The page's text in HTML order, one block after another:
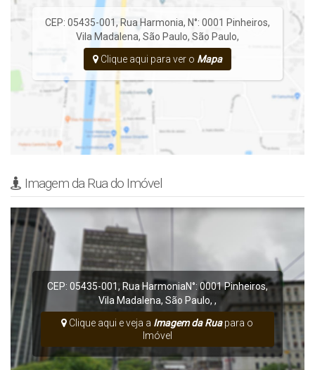
CEP: 05435-001 , Rua Harmonia, N°: 0001 Pinheiros,
Vila Madalena, São Paulo, São Paulo,
Clique aqui para ver o Mapa
Imagem da Rua do Imóvel
CEP: 05435-001, Rua HarmoniaN°:0001Pinheiros,
Vila Madalena, São Paulo, ,
Clique aqui e veja a Imagem da Ruapara o
Imóvel